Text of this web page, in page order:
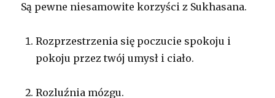
Są pewne niesamowite korzyści z Sukhasana.
Rozprzestrzenia się poczucie spokoju i
pokoju przez twój umysł i ciało.
Rozluźnia mózgu.